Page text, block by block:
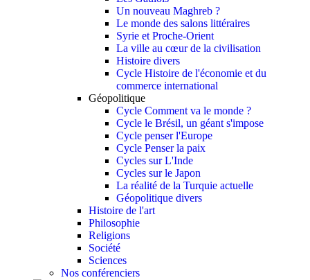
Un nouveau Maghreb ?
Le monde des salons littéraires
Syrie et Proche-Orient
La ville au cœur de la civilisation
Histoire divers
Cycle Histoire de l'économie et du
commerce international
Géopolitique
Cycle Comment va le monde ?
Cycle le Brésil, un géant s'impose
Cycle penser l'Europe
Cycle Penser la paix
Cycles sur L'Inde
Cycles sur le Japon
La réalité de la Turquie actuelle
Géopolitique divers
Histoire de l'art
Philosophie
Religions
Société
Sciences
Nos conférenciers